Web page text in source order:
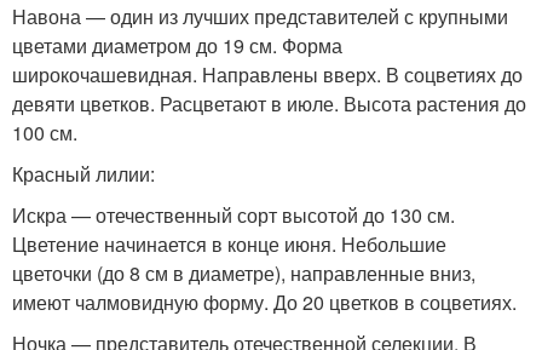
Навона — один из лучших представителей с крупными
цветами диаметром до 19 см. Форма
широкочашевидная. Направлены вверх. В соцветиях до
девяти цветков. Расцветают в июле. Высота растения до
100 см.
Красный лилии:
Искра — отечественный сорт высотой до 130 см.
Цветение начинается в конце июня. Небольшие
цветочки (до 8 см в диаметре), направленные вниз,
имеют чалмовидную форму. До 20 цветков в соцветиях.
Ночка — представитель отечественной селекции. В